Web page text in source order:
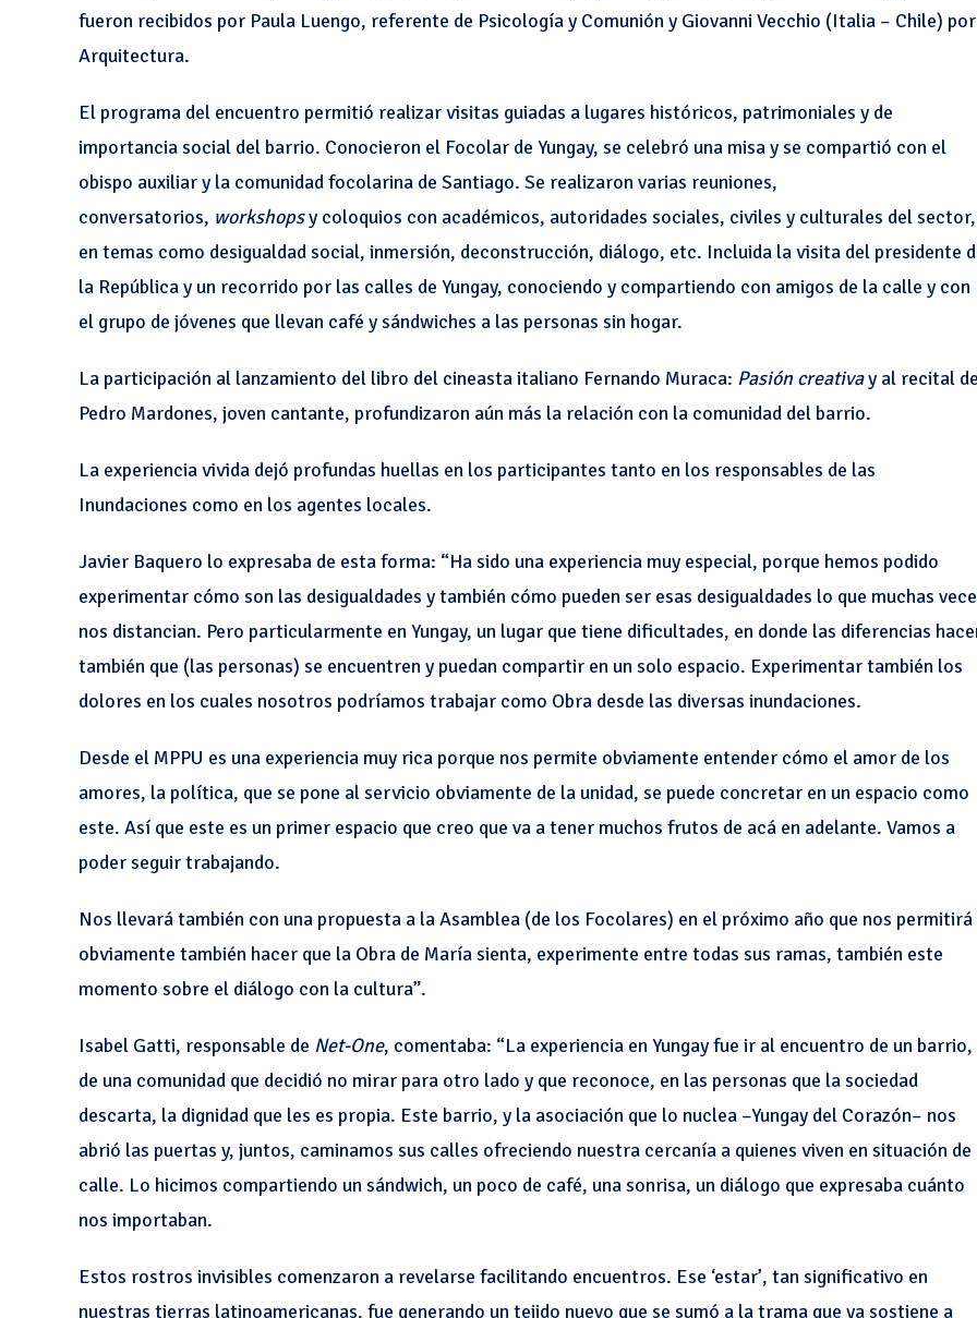
fueron recibidos por Paula Luengo, referente de Psicología y Comunión y Giovanni Vecchio (Italia – Chile) por
Arquitectura.
El programa del encuentro permitió realizar visitas guiadas a lugares históricos, patrimoniales y de
importancia social del barrio. Conocieron el Focolar de Yungay, se celebró una misa y se compartió con el
obispo auxiliar y la comunidad focolarina de Santiago. Se realizaron varias reuniones,
conversatorios, workshopsy coloquios con académicos, autoridades sociales, civiles y culturales del sector,
en temas como desigualdad social, inmersión, deconstrucción, diálogo, etc. Incluida la visita del presidente
la República y un recorrido por las calles de Yungay, conociendo y compartiendo con amigos de la calle y con
el grupo de jóvenes que llevan café y sándwiches a las personas sin hogar.
La participación al lanzamiento del libro del cineasta italiano Fernando Muraca: Pasión creativay al recital de
Pedro Mardones, joven cantante, profundizaron aún más la relación con la comunidad del barrio.
La experiencia vivida dejó profundas huellas en los participantes tanto en los responsables de las
Inundaciones como en los agentes locales.
Javier Baquero lo expresaba de esta forma: “Ha sido una experiencia muy especial, porque hemos podido
experimentar cómo son las desigualdades y también cómo pueden ser esas desigualdades lo que muchas
nos distancian. Pero particularmente en Yungay, un lugar que tiene dificultades, en donde las diferencias
también que (las personas) se encuentren y puedan compartir en un solo espacio. Experimentar también los
dolores en los cuales nosotros podríamos trabajar como Obra desde las diversas inundaciones.
Desde el MPPU es una experiencia muy rica porque nos permite obviamente entender cómo el amor de los
amores, la política, que se pone al servicio obviamente de la unidad, se puede concretar en un espacio como
este. Así que este es un primer espacio que creo que va a tener muchos frutos de acá en adelante. Vamos a
poder seguir trabajando.
Nos llevará también con una propuesta a la Asamblea (de los Focolares) en el próximo año que nos permitirá
obviamente también hacer que la Obra de María sienta, experimente entre todas sus ramas, también este
momento sobre el diálogo con la cultura”.
Isabel Gatti, responsable de Net-One, comentaba: “La experiencia en Yungay fue ir al encuentro de un barrio,
de una comunidad que decidió no mirar para otro lado y que reconoce, en las personas que la sociedad
descarta, la dignidad que les es propia. Este barrio, y la asociación que lo nuclea –Yungay del Corazón– nos
abrió las puertas y, juntos, caminamos sus calles ofreciendo nuestra cercanía a quienes viven en situación de
calle. Lo hicimos compartiendo un sándwich, un poco de café, una sonrisa, un diálogo que expresaba cuánto
nos importaban.
Estos rostros invisibles comenzaron a revelarse facilitando encuentros. Ese ‘estar’, tan significativo en
nuestras tierras latinoamericanas, fue generando un tejido nuevo que se sumó a la trama que ya sostiene a